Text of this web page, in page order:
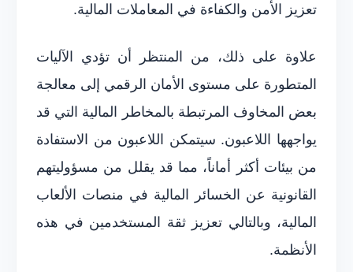
تعزيز الأمن والكفاءة في المعاملات المالية.
علاوة على ذلك، من المنتظر أن تؤدي الآليات
المتطورة على مستوى الأمان الرقمي إلى معالجة
بعض المخاوف المرتبطة بالمخاطر المالية التي قد
يواجهها اللاعبون. سيتمكن اللاعبون من الاستفادة
من بيئات أكثر أماناً، مما قد يقلل من مسؤوليتهم
القانونية عن الخسائر المالية في منصات الألعاب
المالية، وبالتالي تعزيز ثقة المستخدمين في هذه
الأنظمة.